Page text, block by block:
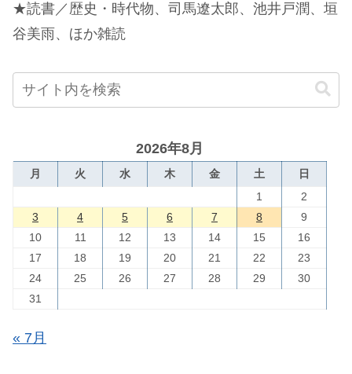
★読書／歴史・時代物、司馬遼太郎、池井戸潤、垣
谷美雨、ほか雑読
2026年8月
月 火 水 木 金 土
日
1
2
3
4 5 6 7 8
9
10
11 12 13 14 15
16
17
18 19 20 21 22
23
24
25 26 27 28 29
30
31
« 7月